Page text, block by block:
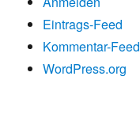
Eintrags-Feed
Kommentar-Feed
WordPress.org